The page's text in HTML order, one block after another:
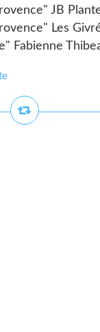
JB
Les
Fabienne